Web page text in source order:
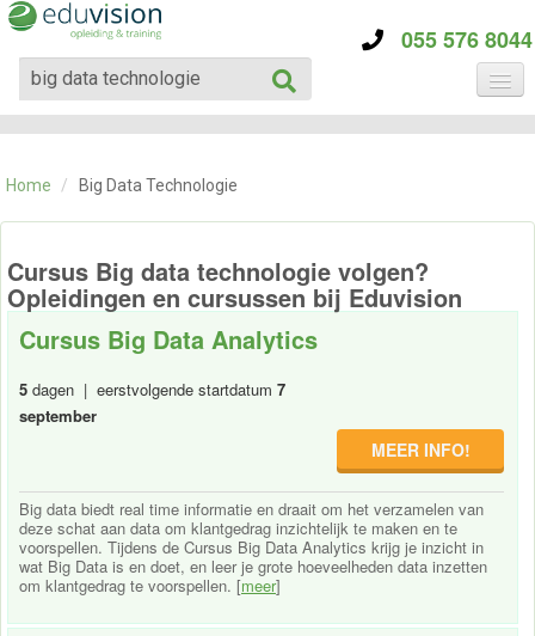
055 576 8044
CATEGORIE
OVER ONS
CONTACT
Home / Big Data Technologie
Cursus Big data technologie volgen?
Opleidingen en cursussen bij Eduvision
Cursus Big Data Analytics
5 dagen | eerstvolgende startdatum 7
september
MEER INFO!
Big data biedt real time informatie en draait om het verzamelen van
deze schat aan data om klantgedrag inzichtelijk te maken en te
voorspellen. Tijdens de Cursus Big Data Analytics krijg je inzicht in
wat Big Data is en doet, en leer je grote hoeveelheden data inzetten
om klantgedrag te voorspellen. [meer]